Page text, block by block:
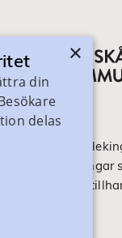
i Skåne och
vilka utbildningar
Webbplatsen
×
din
delas